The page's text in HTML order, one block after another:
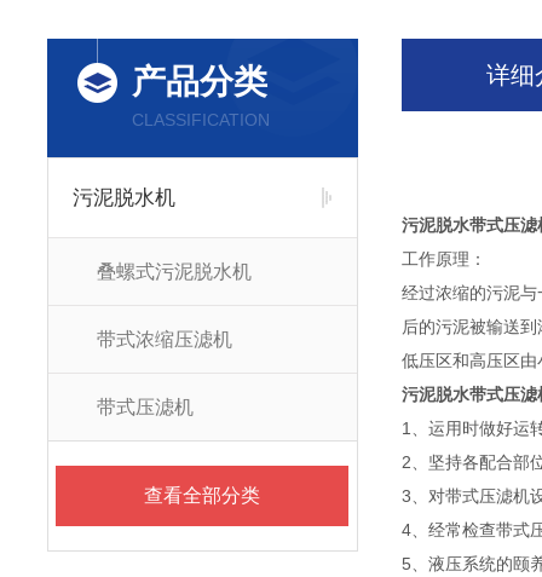
产品分类
CLASSIFICATION
污泥脱水机
叠螺式污泥脱水机
带式浓缩压滤机
带式压滤机
查看全部分类
详细
污泥脱水带式压滤
工作原理：
经过浓缩的污泥
后的污泥被输送
低压区和高压区
污泥脱水带式压滤
1、运用时做好运
2、坚持各配合部
3、对带式压滤机
4、经常检查带式
5、液压系统的颐